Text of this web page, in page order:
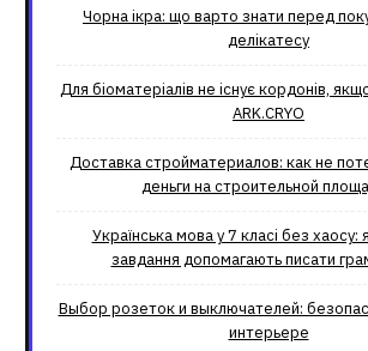
Чорна ікра: що варто знати перед
делікатесу
Для біоматеріалів не існує кордонів,
ARK.CRYO
Доставка стройматериалов: как не
деньги на строительной
Українська мова у 7 класі без хаосу:
завдання допомагають писати
Выбор розеток и выключателей:
интерьере